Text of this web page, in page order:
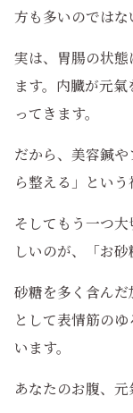
方も多いのではな
実は、胃腸の状
ます。内臓が元
ってきます。
だから、美容鍼
ら整える」という
そしてもう一つ
しいのが、「お砂
砂糖を多く含ん
として表情筋の
います。
あなたのお腹、